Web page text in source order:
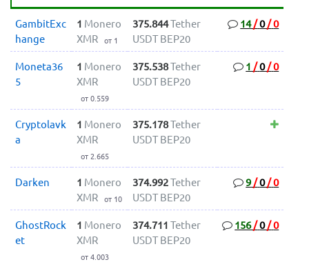
GambitExc
hange
1 Monero
XMR
от 1
375.844Tether
USDT BEP20
14/0/0
Moneta36
5
1 Monero
XMR
от 0.559
375.538Tether
USDT BEP20
1 /0/0
Cryptolavk
a
1 Monero
XMR
от 2.665
375.178Tether
USDT BEP20
Darken 1 Monero
XMR
от 10
374.992Tether
USDT BEP20
9 /0/0
GhostRock
et
1 Monero
XMR
от 4.003
374.711 Tether
USDT BEP20
156/0/0